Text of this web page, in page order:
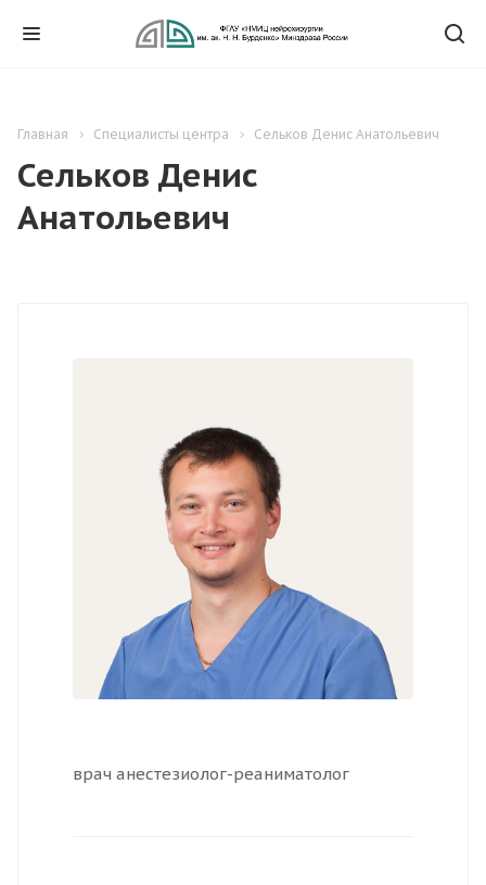
Главная Специалисты центра Сельков Денис Анатольевич
Сельков Денис
Анатольевич
врач анестезиолог-реаниматолог